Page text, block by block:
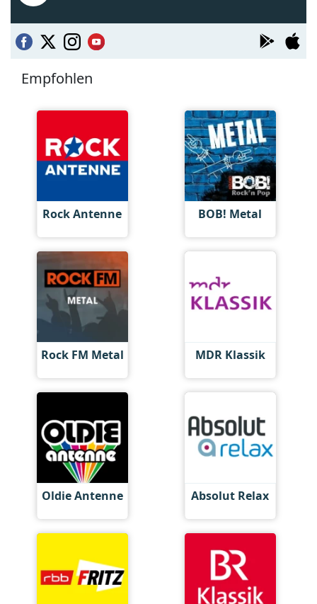
Empfohlen
Rock Antenne BOB! Metal
Rock FM Metal MDR Klassik
Oldie Antenne Absolut Relax